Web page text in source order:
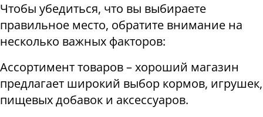
Чтобы убедиться, что вы выбираете
правильное место, обратите внимание на
несколько важных факторов:
Ассортимент товаров – хороший магазин
предлагает широкий выбор кормов, игрушек,
пищевых добавок и аксессуаров.